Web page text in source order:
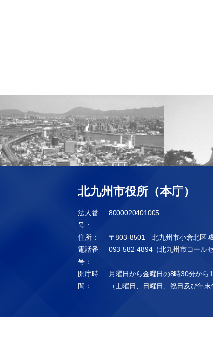
北九州市役所（本庁）
法人番
号：
8000020401005
住所：
〒803-8501 北九州市小倉北区
電話番
号：
093-582-4894（北九州市コールセ
開庁時
間：
月曜日から金曜日の8時30分から
（土曜日、日曜日、祝日及び年末